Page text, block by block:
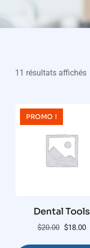
11 résultats affichés
PROMO !
Dental Tools
$20.00 Le
$18.00Le